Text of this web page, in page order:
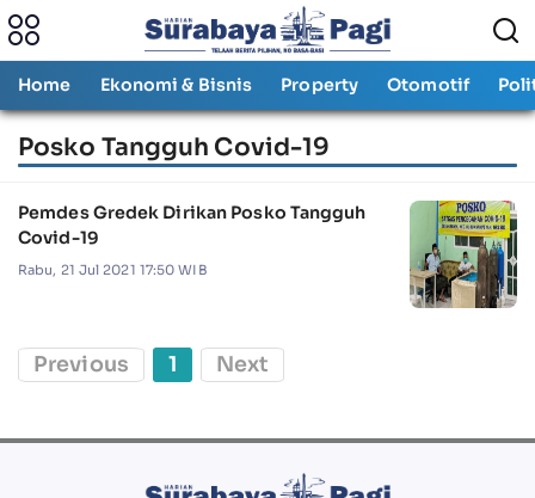
Home Ekonomi & Bisnis Property Otomotif
Posko Tangguh Covid-19
Pemdes Gredek Dirikan Posko Tangguh
Covid-19
Rabu, 21 Jul 2021 17:50 WIB
Previous 1 Next